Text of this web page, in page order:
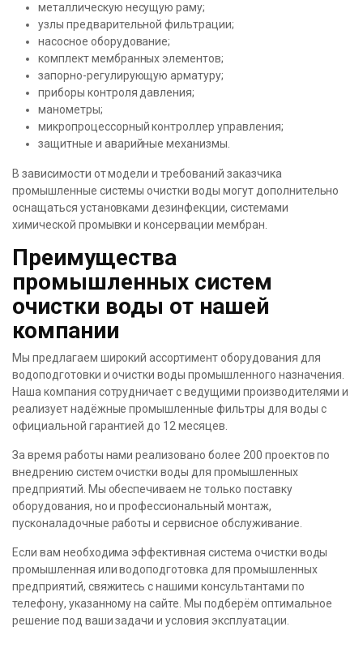
металлическую несущую раму;
узлы предварительной фильтрации;
насосное оборудование;
комплект мембранных элементов;
запорно-регулирующую арматуру;
приборы контроля давления;
манометры;
микропроцессорный контроллер управления;
защитные и аварийные механизмы.
В зависимости от модели и требований заказчика
промышленные системы очистки воды могут дополнительно
оснащаться установками дезинфекции, системами
химической промывки и консервации мембран.
Преимущества
промышленных систем
очистки воды от нашей
компании
Мы предлагаем широкий ассортимент оборудования для
водоподготовки и очистки воды промышленного назначения.
Наша компания сотрудничает с ведущими производителями и
реализует надёжные промышленные фильтры для воды с
официальной гарантией до 12 месяцев.
За время работы нами реализовано более 200 проектов по
внедрению систем очистки воды для промышленных
предприятий. Мы обеспечиваем не только поставку
оборудования, но и профессиональный монтаж,
пусконаладочные работы и сервисное обслуживание.
Если вам необходима эффективная система очистки воды
промышленная или водоподготовка для промышленных
предприятий, свяжитесь с нашими консультантами по
телефону, указанному на сайте. Мы подберём оптимальное
решение под ваши задачи и условия эксплуатации.